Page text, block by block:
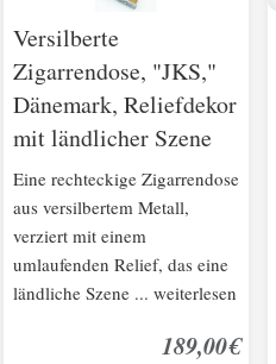
Versilberte
Zigarrendose, "JKS,"
Dänemark, Reliefdekor
mit ländlicher Szene
Eine rechteckige Zigarrendose
aus versilbertem Metall,
verziert mit einem
umlaufenden Relief, das eine
ländliche Szene ... weiterlesen
189,00€